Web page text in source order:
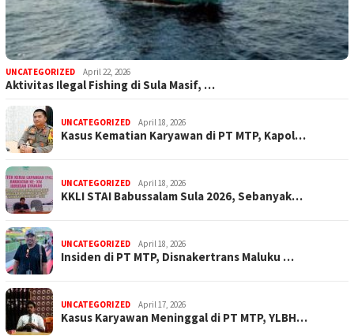
UNCATEGORIZED April 22, 2026
Aktivitas Ilegal Fishing di Sula Masif, …
UNCATEGORIZED April 18, 2026
Kasus Kematian Karyawan di PT MTP, Kapol…
UNCATEGORIZED April 18, 2026
KKLI STAI Babussalam Sula 2026, Sebanyak…
UNCATEGORIZED April 18, 2026
Insiden di PT MTP, Disnakertrans Maluku …
UNCATEGORIZED April 17, 2026
Kasus Karyawan Meninggal di PT MTP, YLBH…